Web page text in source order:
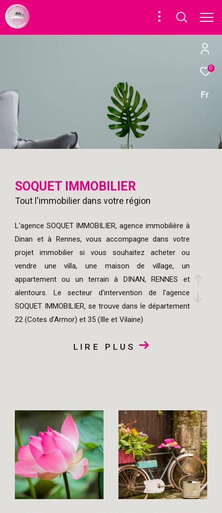
0
Fr
SOQUET IMMOBILIER
Tout l'immobilier dans votre région
L'agence SOQUET IMMOBILIER, agence immobilière à
Dinan et à Rennes, vous accompagne dans votre
projet immobilier si vous souhaitez acheter ou
vendre une villa, une maison de village, un
appartement ou un terrain à DINAN, RENNES et
alentours. Le secteur d'intervention de l'agence
SOQUET IMMOBILIER, se trouve dans le département
22 (Cotes d'Armor) et 35 (Ille et Vilaine)
LIRE PLUS